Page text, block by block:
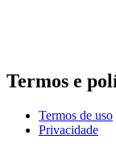
Termos e
Termos de uso
Privacidade